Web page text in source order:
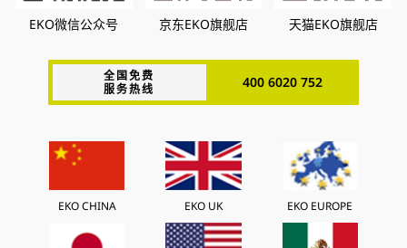
EKO微信公众号 京东EKO旗舰店 天猫EKO旗舰店
全国免费
服务热线
400 6020 752
EKO CHINA EKO UK EKO EUROPE